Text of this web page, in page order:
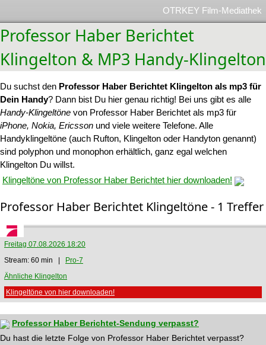
OTRKEY Film-Mediathek
Professor Haber Berichtet
Klingelton & MP3 Handy-Klingelton
Du suchst den Professor Haber Berichtet Klingelton als mp3 für
Dein Handy? Dann bist Du hier genau richtig! Bei uns gibt es alle
Handy-Klingeltöne von Professor Haber Berichtet als mp3 für
iPhone, Nokia, Ericsson und viele weitere Telefone. Alle
Handyklingeltöne (auch Rufton, Klingelton oder Handyton genannt)
sind polyphon und monophon erhältlich, ganz egal welchen
Klingelton Du willst.
Klingeltöne von Professor Haber Berichtet hier downloaden!
Professor Haber Berichtet Klingeltöne - 1 Treffer
Freitag 07.08.2026 18:20
Stream: 60 min |
Pro-7
Ähnliche Klingelton
Klingeltöne von hier downloaden!
Professor Haber Berichtet-Sendung verpasst?
Du hast die letzte Folge von Professor Haber Berichtet verpasst?